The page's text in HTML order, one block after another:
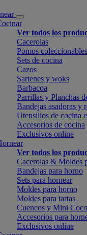
Ver todos los
Cacerolas
Pomos coleccionables
Sets de cocina
Cazos
Sartenes y woks
Barbacoa
Parrillas y Planchas
Bandejas asadoras y
Utensilios de cocina
Accesorios de cocina
Exclusivos online
Ver todos los
Cacerolas & Moldes
Bandejas para horno
Sets para hornear
Moldes para horno
Moldes para tartas
Cuencos y Mini
Accesorios para
Exclusivos online